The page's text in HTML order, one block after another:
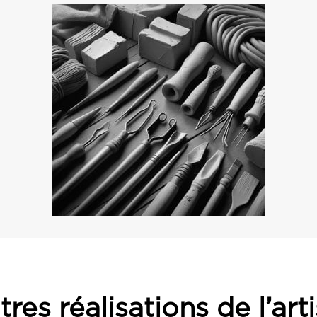
réalisations de